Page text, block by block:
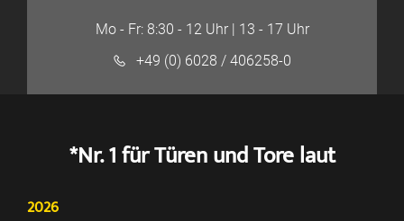
Mo - Fr: 8:30 - 12 Uhr | 13 - 17 Uhr
+49 (0) 6028 / 406258-0
*Nr. 1 für Türen und Tore laut
2026